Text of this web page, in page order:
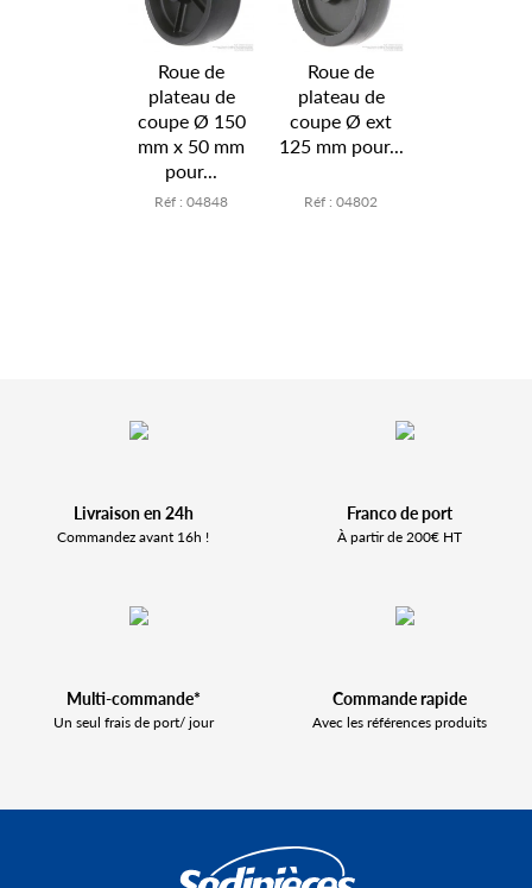
Roue de
plateau de
coupe Ø 150
mm x 50 mm
pour...
Réf : 04848
Roue de
plateau de
coupe Ø ext
125 mm pour...
Réf : 04802
Livraison en 24h
Commandez avant 16h !
Franco de port
À partir de 200€ HT
Multi-commande*
Un seul frais de port/ jour
Commande rapide
Avec les références produits